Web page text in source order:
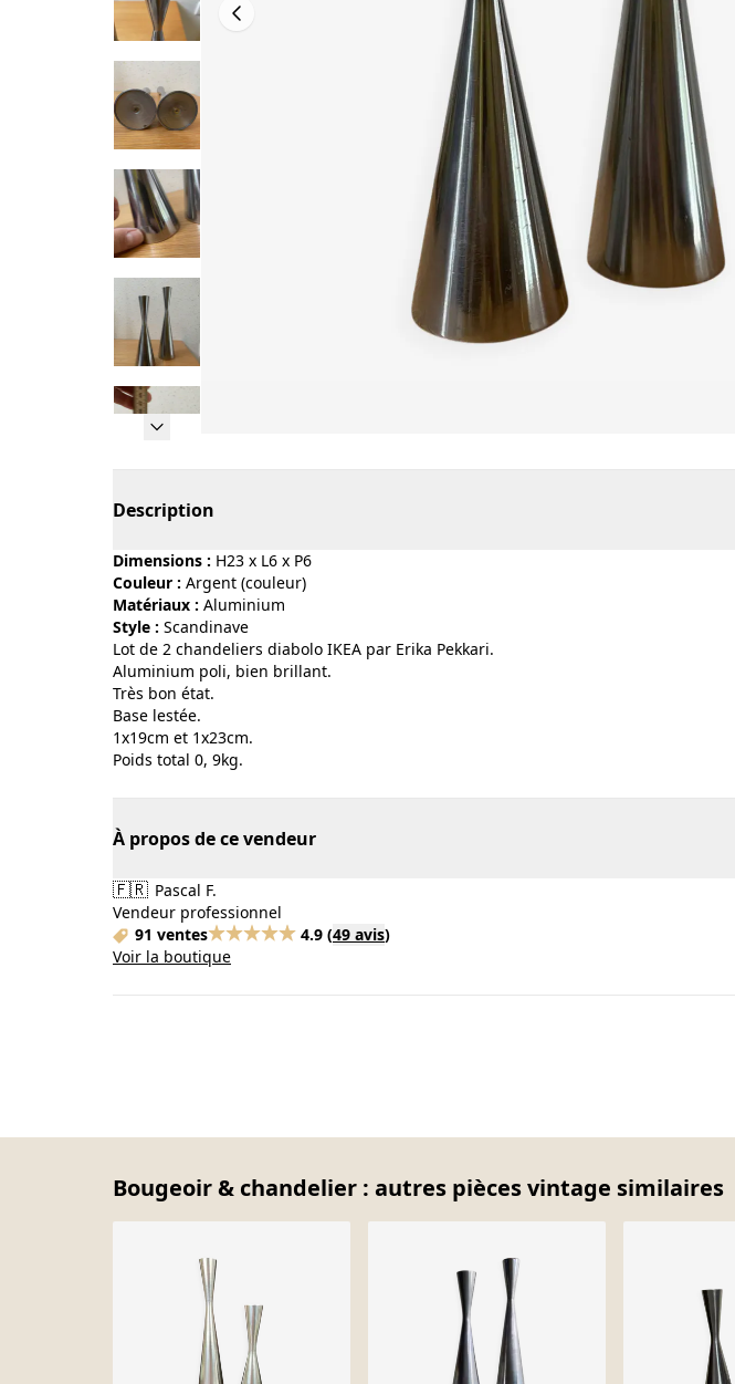
Description
Dimensions : H23 x L6 x P6
Couleur :
argent (couleur)
Matériaux :
aluminium
Style :
scandinave
Lot de 2 chandeliers diabolo IKEA par Erika Pekkari.
Aluminium poli, bien brillant.
Très bon état.
Base lestée.
1x19cm et 1x23cm.
Poids total 0, 9kg.
À propos de ce vendeur
🇫🇷 Pascal F.
Vendeur professionnel
91 ventes
4.9 (49 avis)
Voir la boutique
Bougeoir & chandelier : autres pièces vintage similaires